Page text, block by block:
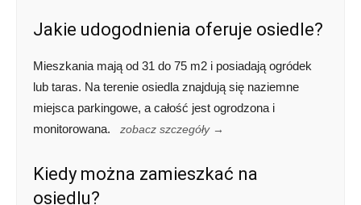
Jakie udogodnienia oferuje osiedle?
Mieszkania mają od 31 do 75 m2 i posiadają ogródek
lub taras. Na terenie osiedla znajdują się naziemne
miejsca parkingowe, a całość jest ogrodzona i
monitorowana.
zobacz szczegóły →
Kiedy można zamieszkać na
osiedlu?